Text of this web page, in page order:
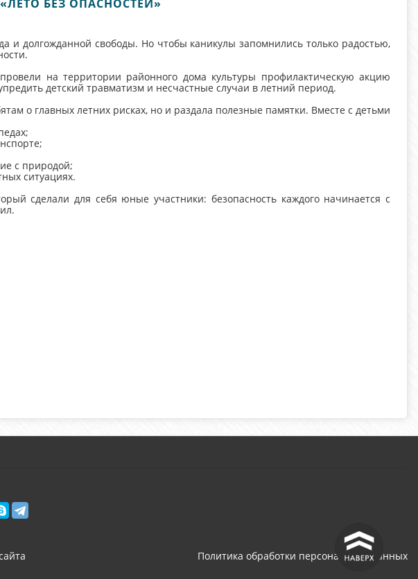
БЕЗ ОПАСНОСТЕЙ»
и долгожданной свободы. Но чтобы каникулы запомнились только радостью,
на территории районного дома культуры профилактическую акцию
детский травматизм и несчастные случаи в летний период.
о главных летних рисках, но и раздала полезные памятки. Вместе с детьми
с природой;
ситуациях.
сделали для себя юные участники: безопасность каждого начинается с
^
Политика обработки персональных данных